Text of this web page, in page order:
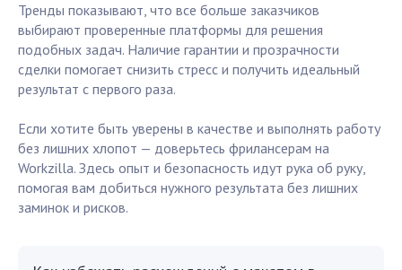
Тренды показывают, что все больше заказчиков
выбирают проверенные платформы для решения
подобных задач. Наличие гарантии и прозрачности
сделки помогает снизить стресс и получить идеальный
результат с первого раза.
Если хотите быть уверены в качестве и выполнять работу
без лишних хлопот — доверьтесь фрилансерам на
Workzilla. Здесь опыт и безопасность идут рука об руку,
помогая вам добиться нужного результата без лишних
заминок и рисков.